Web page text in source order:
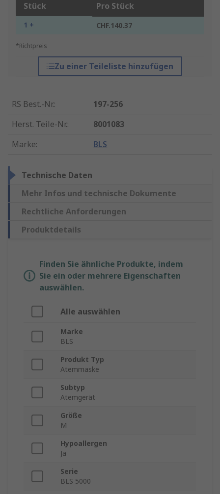
Stück Pro Stück
1 + CHF.140.37
*Richtpreis
Zu einer Teileliste hinzufügen
RS Best.-Nr.:
197-256
Herst. Teile-Nr.:
8001083
Marke: BLS
Technische Daten
Mehr Infos und technische Dokumente
Rechtliche Anforderungen
Produktdetails
Finden Sie ähnliche Produkte, indem
Sie ein oder mehrere Eigenschaften
auswählen.
Alle auswählen
Marke
BLS
Produkt Typ
Atemmaske
Subtyp
Atemgerät
Größe
M
Hypoallergen
Ja
Serie
BLS 5000